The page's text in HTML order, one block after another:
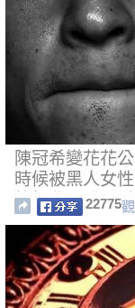
陳冠希變花花
時候被黑人女
格扭曲。陳冠
了我多少個晚
22775